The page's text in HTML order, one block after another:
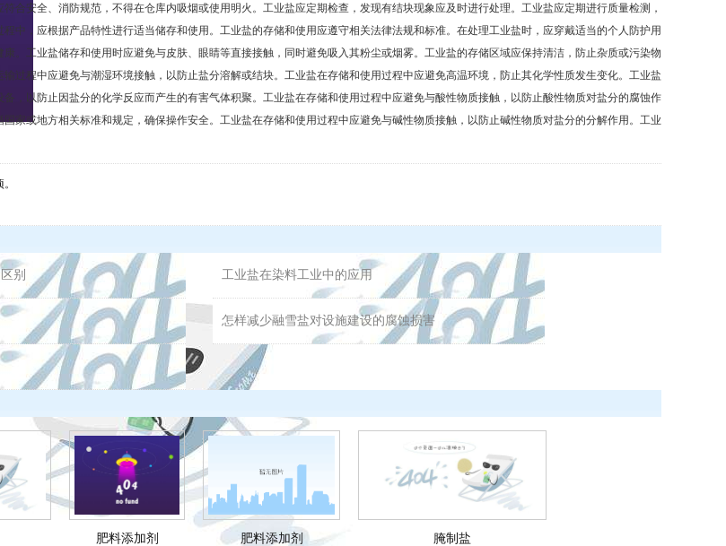
合安全、消防规范，不得在仓库内吸烟或使用明火。工业盐应定期检查，发现有结块现象应及时进行处理。工业盐应定期进行质量检测，
中，应根据产品特性进行适当储存和使用。工业盐的存储和使用应遵守相关法律法规和标准。在处理工业盐时，应穿戴适当的个人防护用
。工业盐储存和使用时应避免与皮肤、眼睛等直接接触，同时避免吸入其粉尘或烟雾。工业盐的存储区域应保持清洁，防止杂质或污染物
过程中应避免与潮湿环境接触，以防止盐分溶解或结块。工业盐在存储和使用过程中应避免高温环境，防止其化学性质发生变化。工业盐
，以防止因盐分的化学反应而产生的有害气体积聚。工业盐在存储和使用过程中应避免与酸性物质接触，以防止酸性物质对盐分的腐蚀作
家或地方相关标准和规定，确保操作安全。工业盐在存储和使用过程中应避免与碱性物质接触，以防止碱性物质对盐分的分解作用。工业
别 工业盐在染料工业中的应用
怎样减少融雪盐对设施建设的腐蚀损害
肥料添加剂 肥料添加剂 腌制盐